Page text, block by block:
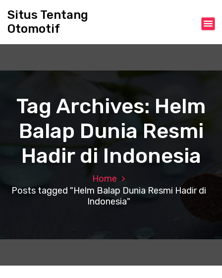
c
Situs Tentang
Otomotif
Tag Archives: Helm
Balap Dunia Resmi
Hadir di Indonesia
Home
Posts tagged "Helm Balap Dunia Resmi Hadir di
Indonesia"